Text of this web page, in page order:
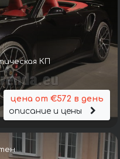
КП
цена от €572 в день
описание и цены